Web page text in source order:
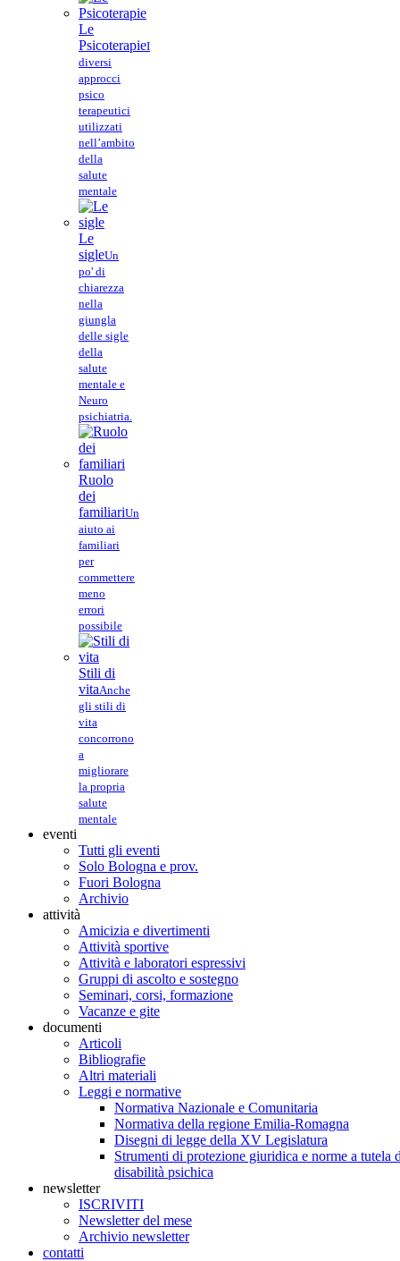
Le
PsicoterapieI
diversi
approcci
psico
terapeutici
utilizzati
nell’ambito
della
salute
mentale
Le
sigleUn
po' di
chiarezza
nella
giungla
delle sigle
della
salute
mentale e
Neuro
psichiatria.
Ruolo
dei
familiariUn
aiuto ai
familiari
per
commettere
meno
errori
possibile
Stili di
vitaAnche
gli stili di
vita
concorrono
a
migliorare
la propria
salute
mentale
eventi
Tutti gli eventi
Solo Bologna e prov.
Fuori Bologna
Archivio
attività
Amicizia e divertimenti
Attività sportive
Attività e laboratori espressivi
Gruppi di ascolto e sostegno
Seminari, corsi, formazione
Vacanze e gite
documenti
Articoli
Bibliografie
Altri materiali
Leggi e normative
Normativa Nazionale e Comunitaria
Normativa della regione Emilia-Romagna
Disegni di legge della XV Legislatura
Strumenti di protezione giuridica e norme a tutela
disabilità psichica
newsletter
ISCRIVITI
Newsletter del mese
Archivio newsletter
contatti